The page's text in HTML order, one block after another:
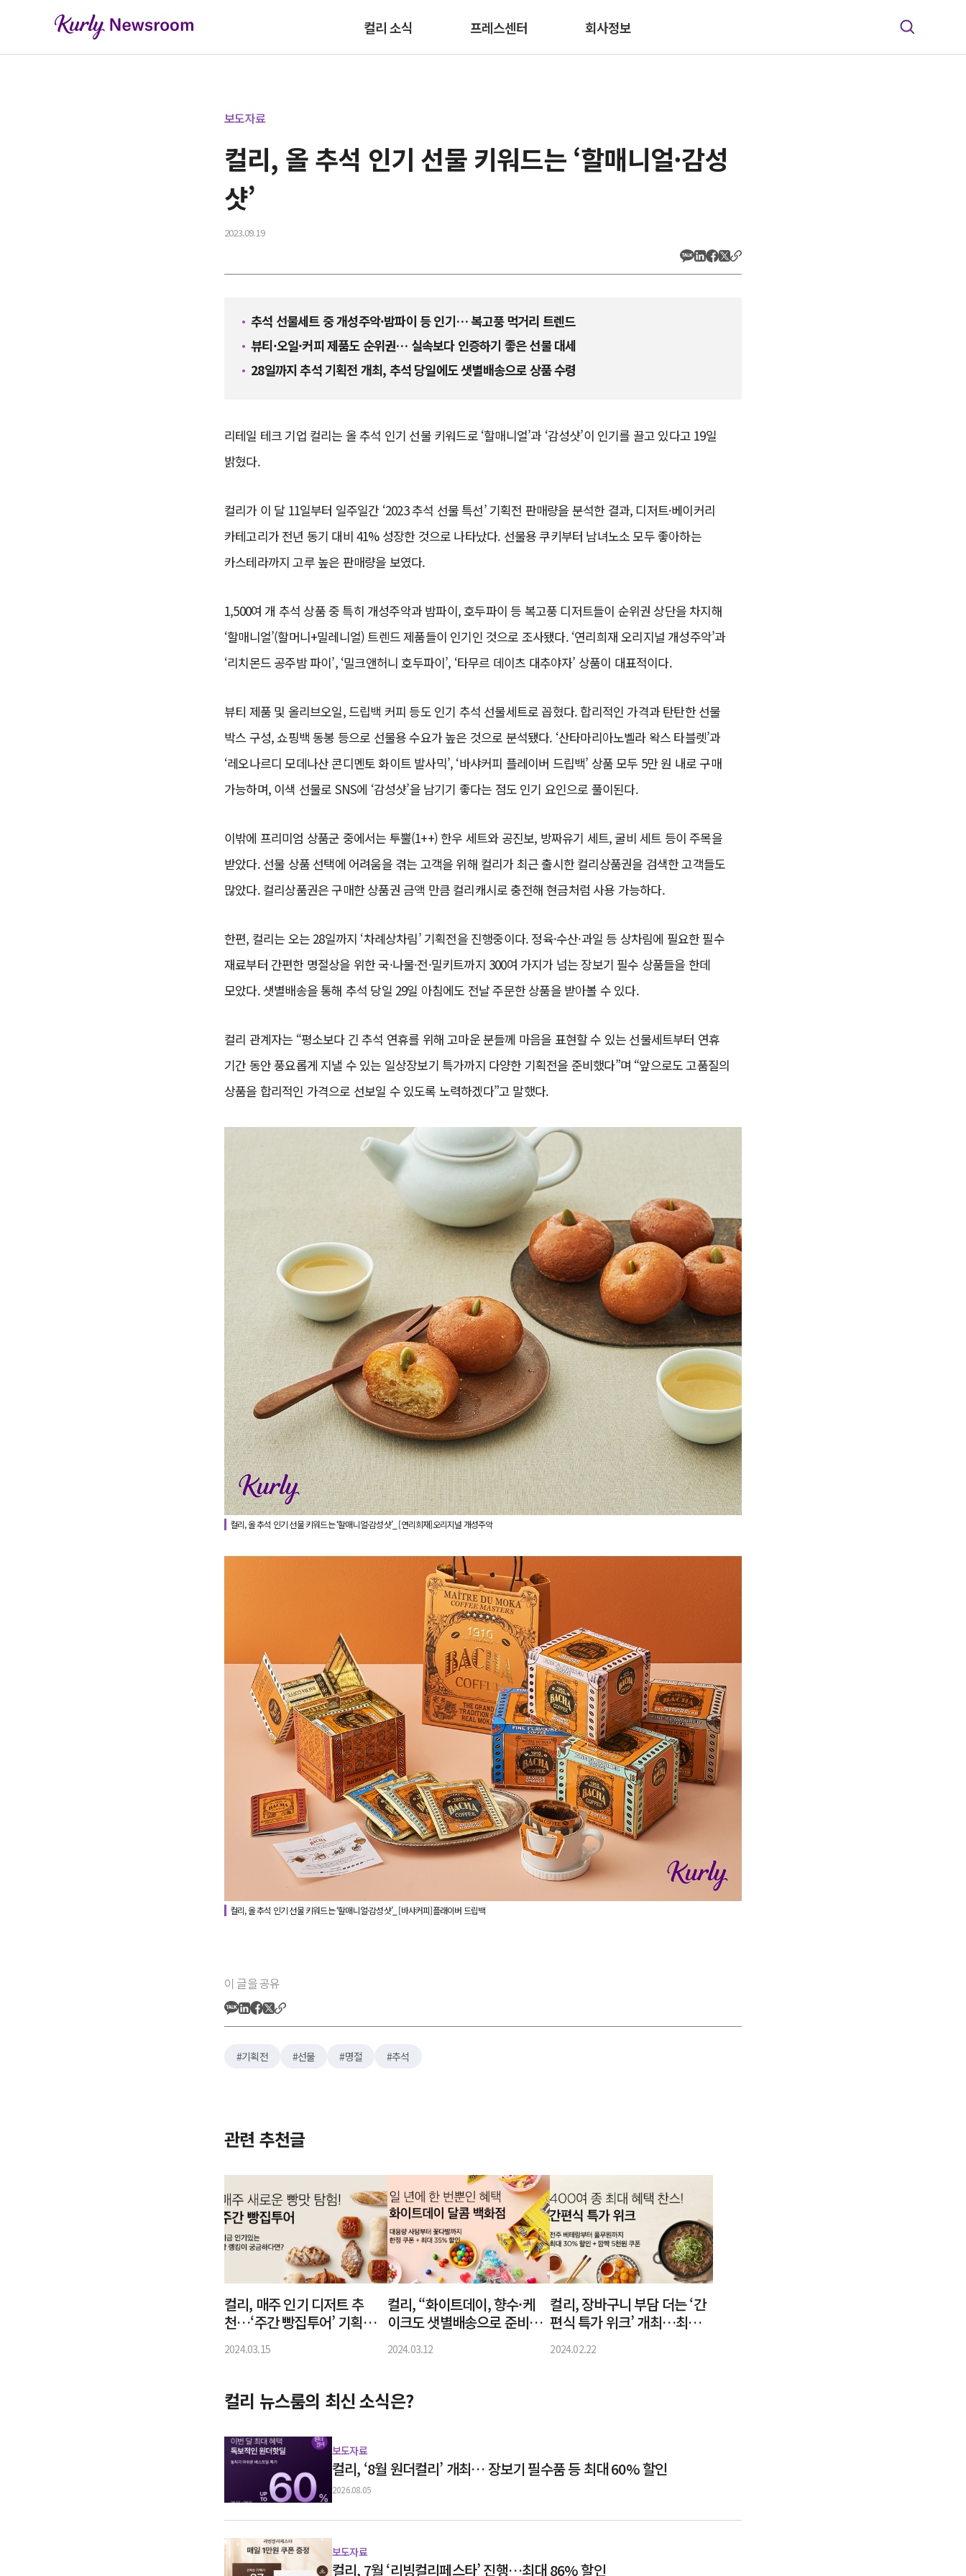
컬리 소식 프레스센터 회사정보
보도자료
컬리, 올 추석 인기 선물 키워드는 ‘할매니얼·감성
샷’
2023.09.19
추석 선물세트 중 개성주악·밤파이 등 인기… 복고풍 먹거리 트렌드
뷰티·오일·커피 제품도 순위권… 실속보다 인증하기 좋은 선물 대세
28일까지 추석 기획전 개최, 추석 당일에도 샛별배송으로 상품 수령
리테일 테크 기업 컬리는 올 추석 인기 선물 키워드로 ‘할매니얼’과 ‘감성샷’이 인기를 끌고 있다고 19일
밝혔다.
컬리가 이 달 11일부터 일주일간 ‘2023 추석 선물 특선’ 기획전 판매량을 분석한 결과, 디저트·베이커리
카테고리가 전년 동기 대비 41% 성장한 것으로 나타났다. 선물용 쿠키부터 남녀노소 모두 좋아하는
카스테라까지 고루 높은 판매량을 보였다.
1,500여 개 추석 상품 중 특히 개성주악과 밤파이, 호두파이 등 복고풍 디저트들이 순위권 상단을 차지해
‘할매니얼’(할머니+밀레니얼) 트렌드 제품들이 인기인 것으로 조사됐다. ‘연리희재 오리지널 개성주악’과
‘리치몬드 공주밤 파이’, ‘밀크앤허니 호두파이’, ‘타무르 데이츠 대추야자’ 상품이 대표적이다.
뷰티 제품 및 올리브오일, 드립백 커피 등도 인기 추석 선물세트로 꼽혔다. 합리적인 가격과 탄탄한 선물
박스 구성, 쇼핑백 동봉 등으로 선물용 수요가 높은 것으로 분석됐다. ‘산타마리아노벨라 왁스 타블렛’과
‘레오나르디 모데나산 콘디멘토 화이트 발사믹’, ‘바샤커피 플레이버 드립백’ 상품 모두 5만 원 내로 구매
가능하며, 이색 선물로 SNS에 ‘감성샷’을 남기기 좋다는 점도 인기 요인으로 풀이된다.
이밖에 프리미엄 상품군 중에서는 투뿔(1++) 한우 세트와 공진보, 방짜유기 세트, 굴비 세트 등이 주목을
받았다. 선물 상품 선택에 어려움을 겪는 고객을 위해 컬리가 최근 출시한 컬리상품권을 검색한 고객들도
많았다. 컬리상품권은 구매한 상품권 금액 만큼 컬리캐시로 충전해 현금처럼 사용 가능하다.
한편, 컬리는 오는 28일까지 ‘차례상차림’ 기획전을 진행중이다. 정육·수산·과일 등 상차림에 필요한 필수
재료부터 간편한 명절상을 위한 국·나물·전·밀키트까지 300여 가지가 넘는 장보기 필수 상품들을 한데
모았다. 샛별배송을 통해 추석 당일 29일 아침에도 전날 주문한 상품을 받아볼 수 있다.
컬리 관계자는 “평소보다 긴 추석 연휴를 위해 고마운 분들께 마음을 표현할 수 있는 선물세트부터 연휴
기간 동안 풍요롭게 지낼 수 있는 일상장보기 특가까지 다양한 기획전을 준비했다”며 “앞으로도 고품질의
상품을 합리적인 가격으로 선보일 수 있도록 노력하겠다”고 말했다.
컬리, 올 추석 인기 선물 키워드는 ‘할매니얼·감성샷’_ [연리희재]오리지널 개성주악
컬리, 올 추석 인기 선물 키워드는 ‘할매니얼·감성샷’_ [바샤커피]플래이버 드립백
이 글을 공유
기획전 선물 명절 추석
관련 추천글
컬리, 매주 인기 디저트 추
천…‘주간 빵집투어’ 기획전
개최
2024.03.15
컬리, “화이트데이, 향수·케
이크도 샛별배송으로 준비하
세요”
2024.03.12
컬리, 장바구니 부담 더는 ‘간
편식 특가 위크’ 개최…최대 3
0% 할인
2024.02.22
컬리 뉴스룸의 최신 소식은?
보도자료
컬리, ‘8월 원더컬리’ 개최… 장보기 필수품 등 최대 60% 할인
2026.08.05
보도자료
컬리, 7월 ‘리빙컬리페스타’ 진행…최대 86% 할인